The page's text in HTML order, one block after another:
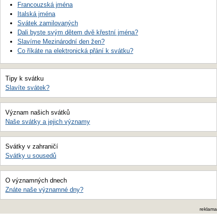
Francouzská jména
Italská jména
Svátek zamilovaných
Dali byste svým dětem dvě křestní jména?
Slavíme Mezinárodní den žen?
Co říkáte na elektronická přání k svátku?
Tipy k svátku
Slavíte svátek?
Význam našich svátků
Naše svátky a jejich významy
Svátky v zahraničí
Svátky u sousedů
O významných dnech
Znáte naše významné dny?
reklama